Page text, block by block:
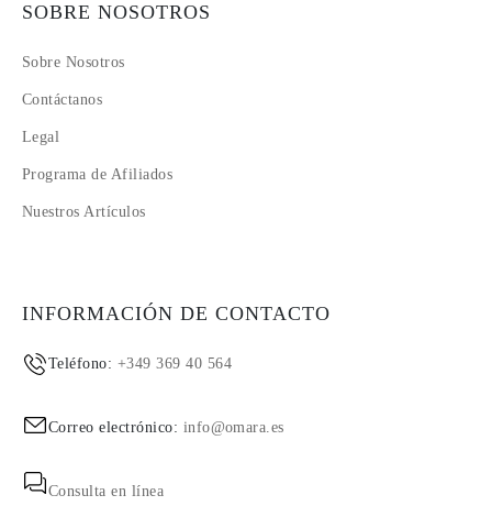
SOBRE NOSOTROS
Sobre Nosotros
Contáctanos
Legal
Programa de Afiliados
Nuestros Artículos
INFORMACIÓN DE CONTACTO
Teléfono: +349 369 40 564
Correo electrónico: info@omara.es
Consulta en línea